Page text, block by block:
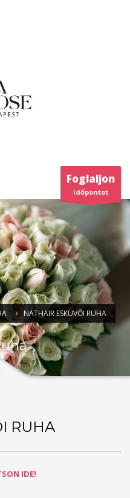
Foglaljon
Időpontot
NATHAIR ESKÜVŐI RUHA
RUHA
IDE!